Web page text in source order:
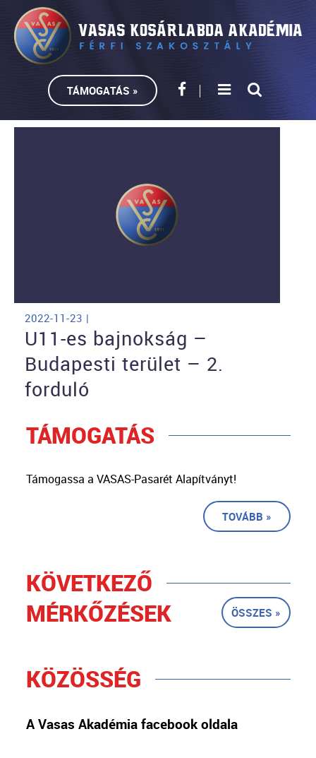
TÁMOGATÁS »
2022-11-23 |
U11-es bajnokság –
Budapesti terület – 2.
forduló
TÁMOGATÁS
Támogassa a VASAS-Pasarét Alapítványt!
TOVÁBB »
KÖVETKEZŐ
MÉRKŐZÉSEK
ÖSSZES »
KÖZÖSSÉG
A Vasas Akadémia facebook oldala